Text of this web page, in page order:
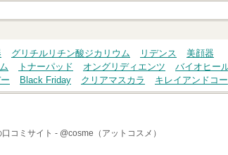
グリチルリチン酸ジカリウム リデンス
美顔器
トナーパッド オングリディエンツ
バイオヒー
Black Friday クリアマスカラ キレイアンドコー
口コミサイト - @cosme（アットコスメ）